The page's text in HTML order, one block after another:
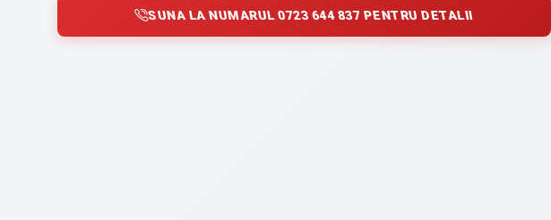
SUNA LA NUMARUL 0723 644 837 PENTRU DETALII